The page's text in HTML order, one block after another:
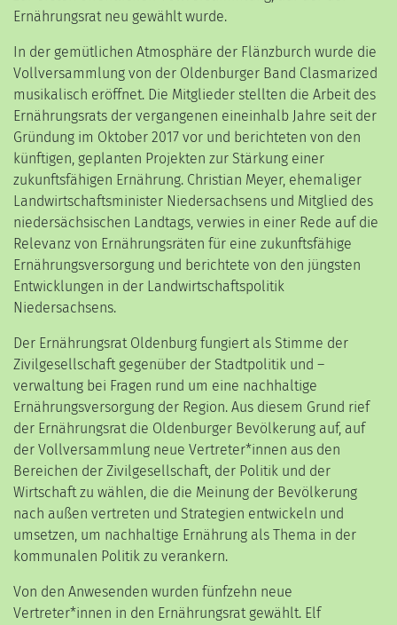
Ernährungsrat neu gewählt wurde.
In der gemütlichen Atmosphäre der Flänzburch wurde die
Vollversammlung von der Oldenburger Band Clasmarized
musikalisch eröffnet. Die Mitglieder stellten die Arbeit des
Ernährungsrats der vergangenen eineinhalb Jahre seit der
Gründung im Oktober 2017 vor und berichteten von den
künftigen, geplanten Projekten zur Stärkung einer
zukunftsfähigen Ernährung. Christian Meyer, ehemaliger
Landwirtschaftsminister Niedersachsens und Mitglied des
niedersächsischen Landtags, verwies in einer Rede auf die
Relevanz von Ernährungsräten für eine zukunftsfähige
Ernährungsversorgung und berichtete von den jüngsten
Entwicklungen in der Landwirtschaftspolitik
Niedersachsens.
Der Ernährungsrat Oldenburg fungiert als Stimme der
Zivilgesellschaft gegenüber der Stadtpolitik und –
verwaltung bei Fragen rund um eine nachhaltige
Ernährungsversorgung der Region. Aus diesem Grund rief
der Ernährungsrat die Oldenburger Bevölkerung auf, auf
der Vollversammlung neue Vertreter*innen aus den
Bereichen der Zivilgesellschaft, der Politik und der
Wirtschaft zu wählen, die die Meinung der Bevölkerung
nach außen vertreten und Strategien entwickeln und
umsetzen, um nachhaltige Ernährung als Thema in der
kommunalen Politik zu verankern.
Von den Anwesenden wurden fünfzehn neue
Vertreter*innen in den Ernährungsrat gewählt. Elf